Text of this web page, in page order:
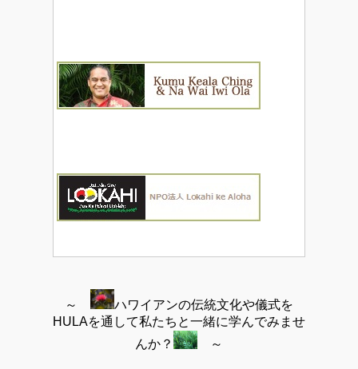
～
ハワイアンの伝統文化や儀式を
HULAを通して私たちと一緒に学んでみませ
んか？
～